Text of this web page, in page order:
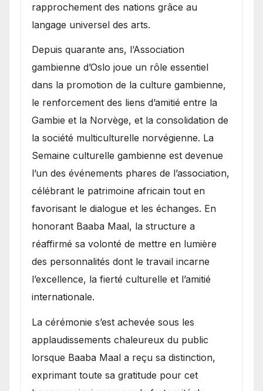
rapprochement des nations grâce au
langage universel des arts.
​Depuis quarante ans, l’Association
gambienne d’Oslo joue un rôle essentiel
dans la promotion de la culture gambienne,
le renforcement des liens d’amitié entre la
Gambie et la Norvège, et la consolidation de
la société multiculturelle norvégienne. La
Semaine culturelle gambienne est devenue
l’un des événements phares de l’association,
célébrant le patrimoine africain tout en
favorisant le dialogue et les échanges. En
honorant Baaba Maal, la structure a
réaffirmé sa volonté de mettre en lumière
des personnalités dont le travail incarne
l’excellence, la fierté culturelle et l’amitié
internationale.
​La cérémonie s’est achevée sous les
applaudissements chaleureux du public
lorsque Baaba Maal a reçu sa distinction,
exprimant toute sa gratitude pour cet